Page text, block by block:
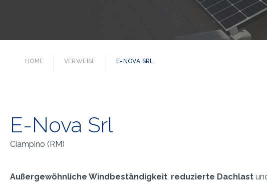
HOME VERWEISE E-NOVA SRL
E-Nova Srl
Ciampino (RM)
Außergewöhnliche Windbeständigkeit, reduzierte Dachlast